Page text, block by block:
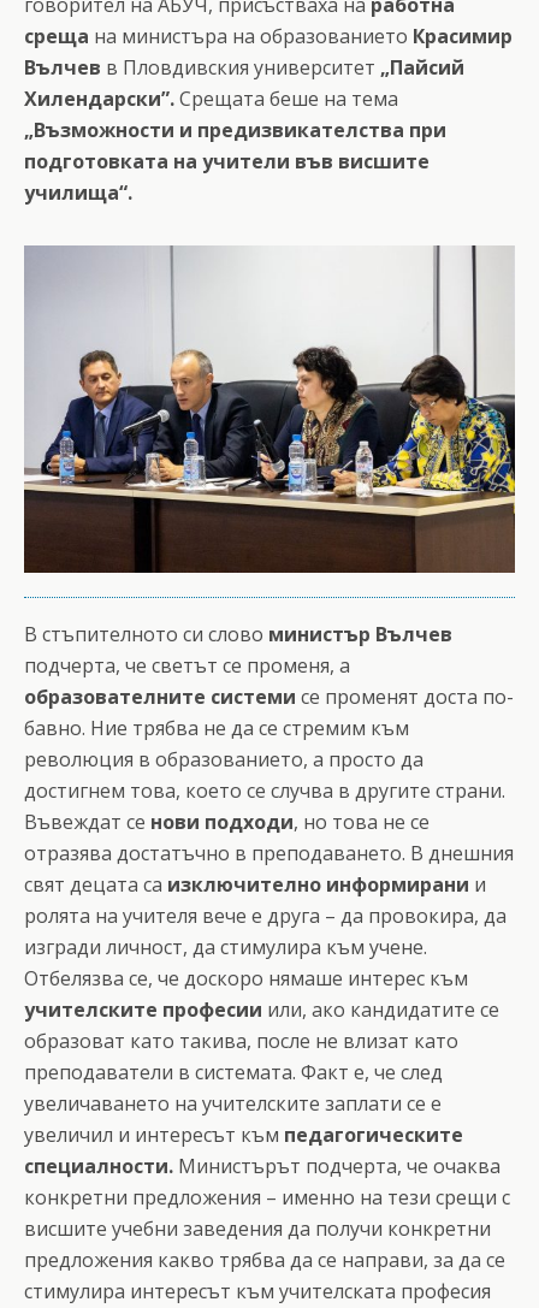
среща на министъра на образованието Красимир
Вълчев в Пловдивския университет „Пайсий
Хилендарски”.Срещата беше на тема
„Възможности и предизвикателства при
подготовката на учители във висшите
училища“.
В стъпителното си слово министър Вълчев
подчерта, че светът се променя, а
образователните системи се променят доста по-
бавно. Ние трябва не да се стремим към
революция в образованието, а просто да
достигнем това, което се случва в другите страни.
Въвеждат се нови подходи, но това не се
отразява достатъчно в преподаването. В днешния
свят децата са изключително информирани и
ролята на учителя вече е друга – да провокира, да
изгради личност, да стимулира към учене.
Отбелязва се, че доскоро нямаше интерес към
учителските професии или, ако кандидатите се
образоват като такива, после не влизат като
преподаватели в системата. Факт е, че след
увеличаването на учителските заплати се е
увеличил и интересът към педагогическите
специалности. Министърът подчерта, че очаква
конкретни предложения – именно на тези срещи с
висшите учебни заведения да получи конкретни
предложения какво трябва да се направи, за да се
стимулира интересът към учителската професия